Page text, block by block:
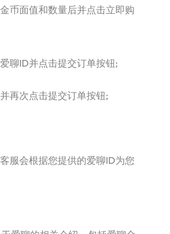
币面值和数量后并点击立即购
聊ID并点击提交订单按钮;
再次点击提交订单按钮;
服会根据您提供的爱聊ID为您